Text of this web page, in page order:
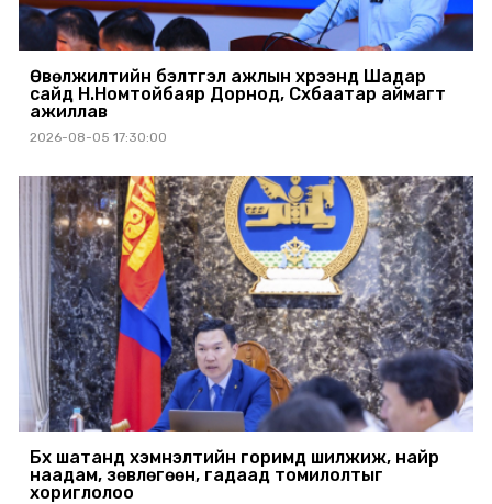
Өвөлжилтийн бэлтгэл ажлын хүрээнд Шадар
сайд Н.Номтойбаяр Дорнод, Сүхбаатар аймагт
ажиллав
2026-08-05 17:30:00
Бүх шатанд хэмнэлтийн горимд шилжиж, найр
наадам, зөвлөгөөн, гадаад томилолтыг
хориглолоо